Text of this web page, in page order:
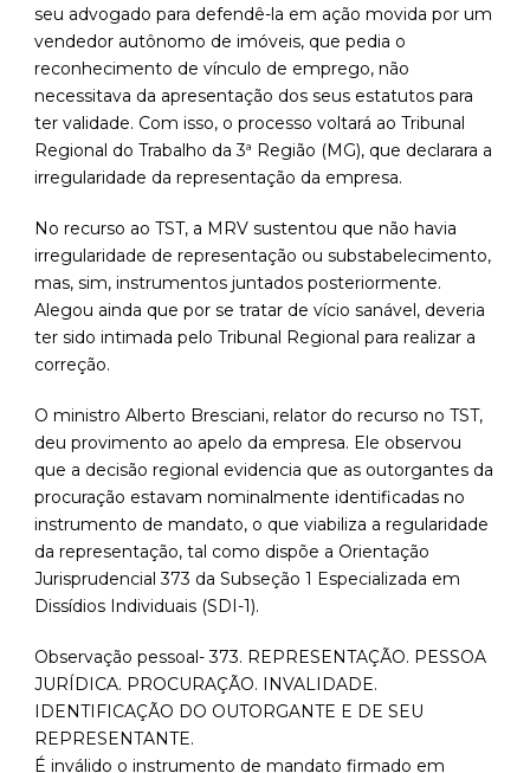
seu advogado para defendê-la em ação movida por um
vendedor autônomo de imóveis, que pedia o
reconhecimento de vínculo de emprego, não
necessitava da apresentação dos seus estatutos para
ter validade. Com isso, o processo voltará ao Tribunal
Regional do Trabalho da 3ª Região (MG), que declarara a
irregularidade da representação da empresa.
No recurso ao TST, a MRV sustentou que não havia
irregularidade de representação ou substabelecimento,
mas, sim, instrumentos juntados posteriormente.
Alegou ainda que por se tratar de vício sanável, deveria
ter sido intimada pelo Tribunal Regional para realizar a
correção.
O ministro Alberto Bresciani, relator do recurso no TST,
deu provimento ao apelo da empresa. Ele observou
que a decisão regional evidencia que as outorgantes da
procuração estavam nominalmente identificadas no
instrumento de mandato, o que viabiliza a regularidade
da representação, tal como dispõe a Orientação
Jurisprudencial 373 da Subseção 1 Especializada em
Dissídios Individuais (SDI-1).
Observação pessoal- 373. REPRESENTAÇÃO. PESSOA
JURÍDICA. PROCURAÇÃO. INVALIDADE.
IDENTIFICAÇÃO DO OUTORGANTE E DE SEU
REPRESENTANTE.
É inválido o instrumento de mandato firmado em